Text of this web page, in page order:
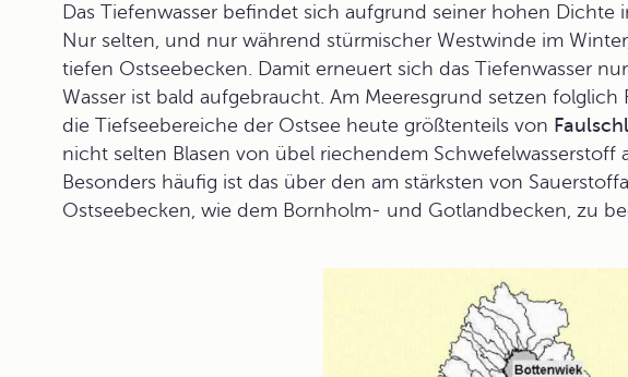
Das Tiefenwasser befindet sich aufgrund seiner hohen Dichte
Nur selten, und nur während stürmischer Westwinde im
tiefen Ostseebecken. Damit erneuert sich das Tiefenwasser
Wasser ist bald aufgebraucht. Am Meeresgrund setzen folglich
die Tiefseebereiche der Ostsee heute größtenteils von
nicht selten Blasen von übel riechendem Schwefelwasserstoff
Besonders häufig ist das über den am stärksten von
Ostseebecken, wie dem Bornholm- und Gotlandbecken, zu